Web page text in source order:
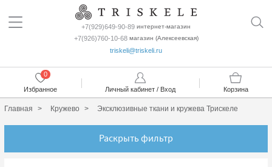
+7(929)649-90-89 интернет-магазин
+7(926)760-10-68магазин (Алексеевская)
triskeli@triskeli.ru
Избранное
0
Личный кабинет / Вход Корзина
Главная Кружево Эксклюзивные ткани и кружева Трискеле
Раскрыть фильтр